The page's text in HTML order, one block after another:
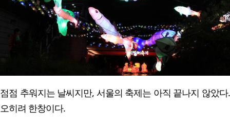
점점 추워지는 날씨지만, 서울의 축제는 아직 끝나지 않았다.
오히려 한창이다.